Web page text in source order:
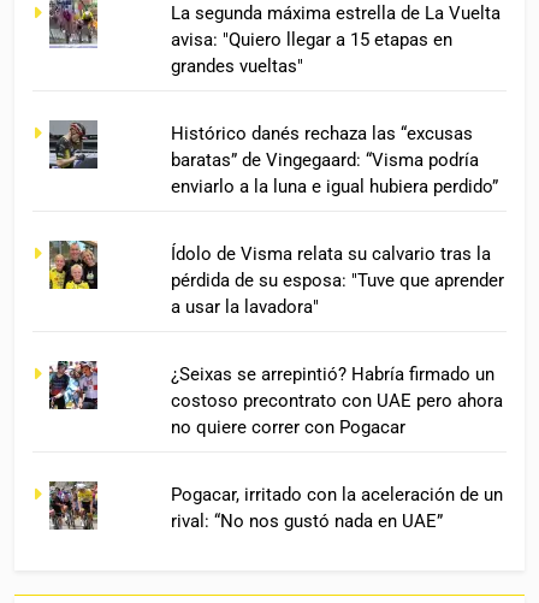
La segunda máxima estrella de La Vuelta
avisa: "Quiero llegar a 15 etapas en
grandes vueltas"
Histórico danés rechaza las “excusas
baratas” de Vingegaard: “Visma podría
enviarlo a la luna e igual hubiera perdido”
Ídolo de Visma relata su calvario tras la
pérdida de su esposa: "Tuve que aprender
a usar la lavadora"
¿Seixas se arrepintió? Habría firmado un
costoso precontrato con UAE pero ahora
no quiere correr con Pogacar
Pogacar, irritado con la aceleración de un
rival: “No nos gustó nada en UAE”